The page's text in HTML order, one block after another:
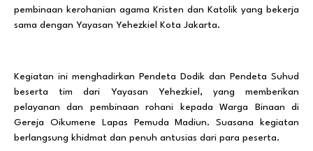
pembinaan kerohanian agama Kristen dan Katolik yang bekerja
sama dengan Yayasan Yehezkiel Kota Jakarta.
Kegiatan ini menghadirkan Pendeta Dodik dan Pendeta Suhud
beserta tim dari Yayasan Yehezkiel, yang memberikan
pelayanan dan pembinaan rohani kepada Warga Binaan di
Gereja Oikumene Lapas Pemuda Madiun. Suasana kegiatan
berlangsung khidmat dan penuh antusias dari para peserta.